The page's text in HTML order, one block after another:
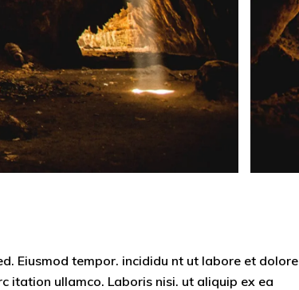
Eiusmod tempor. incididu nt ut labore et dolore
itation ullamco. Laboris nisi. ut aliquip ex ea